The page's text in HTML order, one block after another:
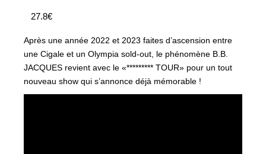
27.8€
Après une année 2022 et 2023 faites d’ascension entre
une Cigale et un Olympia sold-out, le phénomène B.B.
JACQUES revient avec le «********* TOUR» pour un tout
nouveau show qui s’annonce déjà mémorable !